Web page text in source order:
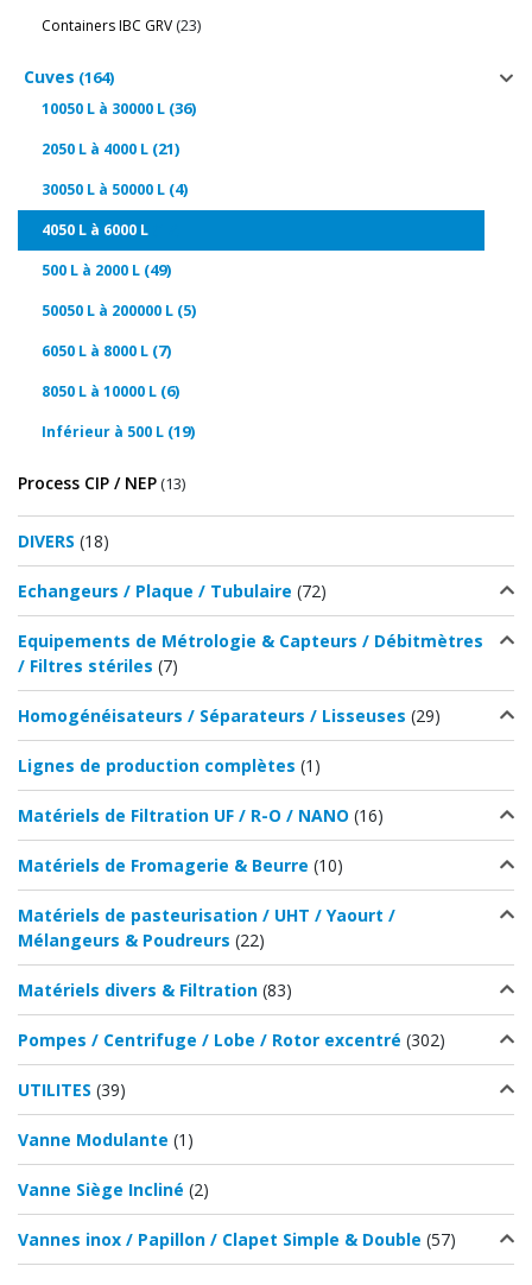
Containers IBC GRV(23)
Cuves (164)
10050 L à 30000 L (36)
2050 L à 4000 L (21)
30050 L à 50000 L (4)
4050 L à 6000 L
500 L à 2000 L (49)
50050 L à 200000 L (5)
6050 L à 8000 L (7)
8050 L à 10000 L (6)
Inférieur à 500 L (19)
Process CIP / NEP(13)
DIVERS (18)
Echangeurs / Plaque / Tubulaire (72)
Equipements de Métrologie & Capteurs / Débitmètres
/ Filtres stériles (7)
Homogénéisateurs / Séparateurs / Lisseuses (29)
Lignes de production complètes (1)
Matériels de Filtration UF / R-O / NANO (16)
Matériels de Fromagerie & Beurre (10)
Matériels de pasteurisation / UHT / Yaourt /
Mélangeurs & Poudreurs (22)
Matériels divers & Filtration (83)
Pompes / Centrifuge / Lobe / Rotor excentré (302)
UTILITES (39)
Vanne Modulante (1)
Vanne Siège Incliné (2)
Vannes inox / Papillon / Clapet Simple & Double (57)